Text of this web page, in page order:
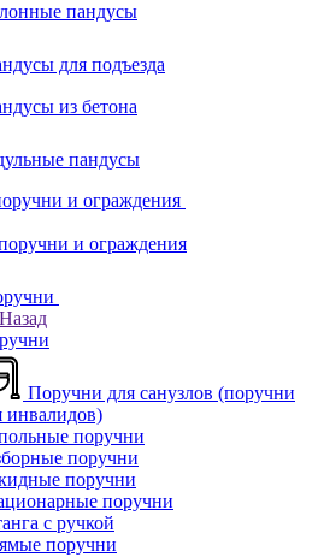
пандусы
для подъезда
из бетона
пандусы
и ограждения
и ограждения
Назад
Поручни для санузлов (поручни
инвалидов)
поручни
поручни
поручни
поручни
с ручкой
поручни